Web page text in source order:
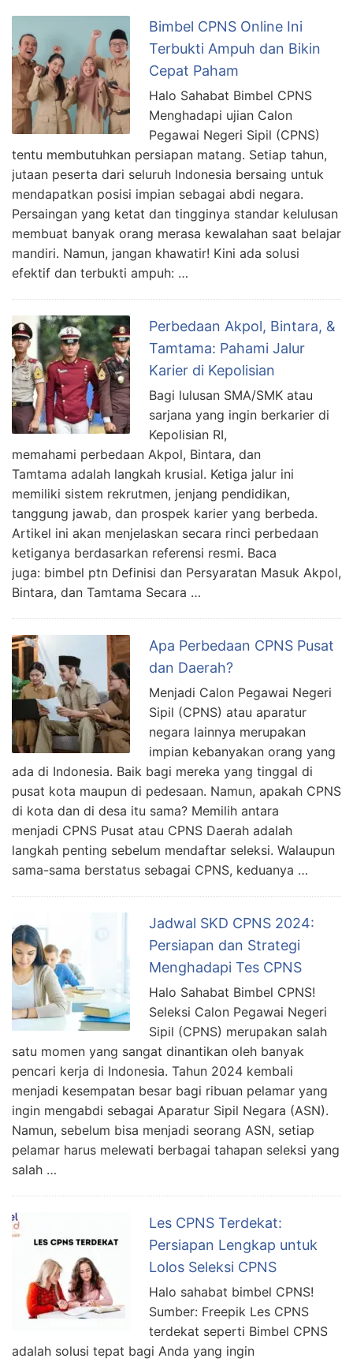
Bimbel CPNS Online Ini
Terbukti Ampuh dan Bikin
Cepat Paham
Halo Sahabat Bimbel CPNS
Menghadapi ujian Calon
Pegawai Negeri Sipil (CPNS)
tentu membutuhkan persiapan matang. Setiap tahun,
jutaan peserta dari seluruh Indonesia bersaing untuk
mendapatkan posisi impian sebagai abdi negara.
Persaingan yang ketat dan tingginya standar kelulusan
membuat banyak orang merasa kewalahan saat belajar
mandiri. Namun, jangan khawatir! Kini ada solusi
efektif dan terbukti ampuh: …
Perbedaan Akpol, Bintara, &
Tamtama: Pahami Jalur
Karier di Kepolisian
Bagi lulusan SMA/SMK atau
sarjana yang ingin berkarier di
Kepolisian RI,
memahami perbedaan Akpol, Bintara, dan
Tamtama adalah langkah krusial. Ketiga jalur ini
memiliki sistem rekrutmen, jenjang pendidikan,
tanggung jawab, dan prospek karier yang berbeda.
Artikel ini akan menjelaskan secara rinci perbedaan
ketiganya berdasarkan referensi resmi. Baca
juga: bimbel ptn Definisi dan Persyaratan Masuk Akpol,
Bintara, dan Tamtama Secara …
Apa Perbedaan CPNS Pusat
dan Daerah?
Menjadi Calon Pegawai Negeri
Sipil (CPNS) atau aparatur
negara lainnya merupakan
impian kebanyakan orang yang
ada di Indonesia. Baik bagi mereka yang tinggal di
pusat kota maupun di pedesaan. Namun, apakah CPNS
di kota dan di desa itu sama? Memilih antara
menjadi CPNS Pusat atau CPNS Daerah adalah
langkah penting sebelum mendaftar seleksi. Walaupun
sama-sama berstatus sebagai CPNS, keduanya …
Jadwal SKD CPNS 2024:
Persiapan dan Strategi
Menghadapi Tes CPNS
Halo Sahabat Bimbel CPNS!
Seleksi Calon Pegawai Negeri
Sipil (CPNS) merupakan salah
satu momen yang sangat dinantikan oleh banyak
pencari kerja di Indonesia. Tahun 2024 kembali
menjadi kesempatan besar bagi ribuan pelamar yang
ingin mengabdi sebagai Aparatur Sipil Negara (ASN).
Namun, sebelum bisa menjadi seorang ASN, setiap
pelamar harus melewati berbagai tahapan seleksi yang
salah …
Les CPNS Terdekat:
Persiapan Lengkap untuk
Lolos Seleksi CPNS
Halo sahabat bimbel CPNS!
Sumber: Freepik Les CPNS
terdekat seperti Bimbel CPNS
adalah solusi tepat bagi Anda yang ingin